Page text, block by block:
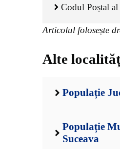
Codul Poștal
Articolul folosește
Alte
Populație
Populație
Suceava